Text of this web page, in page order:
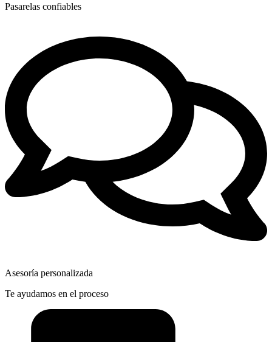
Pasarelas confiables
Asesoría personalizada
Te ayudamos en el proceso